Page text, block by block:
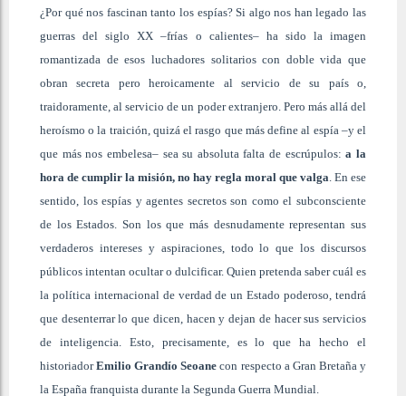
¿Por qué nos fascinan tanto los espías? Si algo nos han legado las
guerras del siglo XX –frías o calientes– ha sido la imagen
romantizada de esos luchadores solitarios con doble vida que
obran secreta pero heroicamente al servicio de su país o,
traidoramente, al servicio de un poder extranjero. Pero más allá del
heroísmo o la traición, quizá el rasgo que más define al espía –y el
que más nos embelesa– sea su absoluta falta de escrúpulos:a la
hora de cumplir la misión, no hay regla moral que valga . En ese
sentido, los espías y agentes secretos son como el subconsciente
de los Estados. Son los que más desnudamente representan sus
verdaderos intereses y aspiraciones, todo lo que los discursos
públicos intentan ocultar o dulcificar. Quien pretenda saber cuál es
la política internacional de verdad de un Estado poderoso, tendrá
que desenterrar lo que dicen, hacen y dejan de hacer sus servicios
de inteligencia. Esto, precisamente, es lo que ha hecho el
historiadorEmilio Grandío Seoane con respecto a Gran Bretaña y
la España franquista durante la Segunda Guerra Mundial.